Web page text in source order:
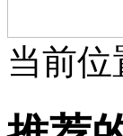
当前位